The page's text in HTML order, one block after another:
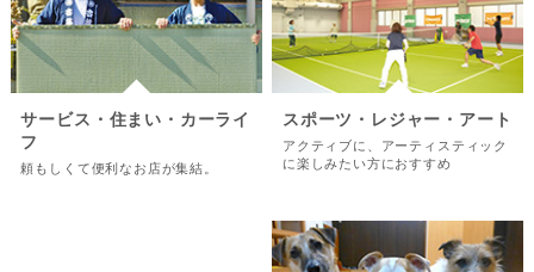
サービス・住まい・カーライ
フ
頼もしくて便利なお店が集結。
スポーツ・レジャー・アート
アクティブに、アーティスティック
に楽しみたい方におすすめ